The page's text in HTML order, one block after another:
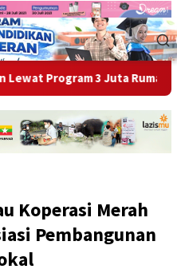
3 Juta Rumah
Koperasi Merah
Pembangunan